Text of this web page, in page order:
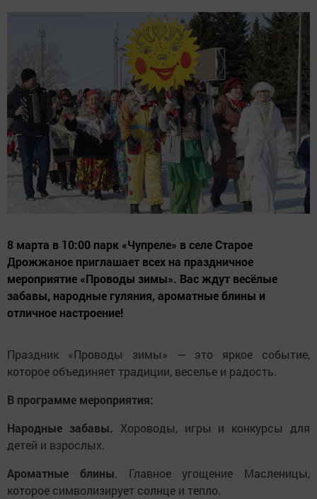
8 марта в 10:00 парк «Чупреле» в селе Старое
Дрожжаное приглашает всех на праздничное
мероприятие «Проводы зимы». Вас ждут весёлые
забавы, народные гуляния, ароматные блины и
отличное настроение!
Праздник «Проводы зимы» — это яркое событие,
которое объединяет традиции, веселье и радость.
В программе мероприятия:
Народные забавы. Хороводы, игры и конкурсы для
детей и взрослых.
Ароматные блины. Главное угощение Масленицы,
которое символизирует солнце и тепло.